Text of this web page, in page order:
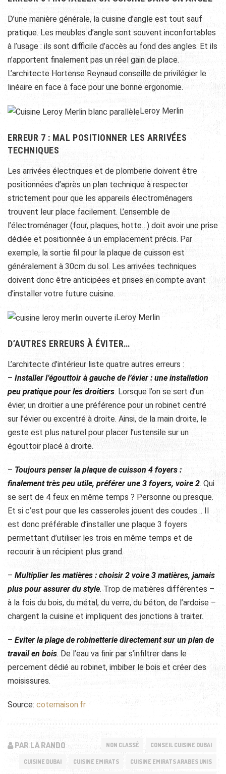
D’une manière générale, la cuisine d’angle est tout sauf
pratique. Les meubles d’angle sont souvent inconfortables
à l’usage : ils sont difficile d’accès au fond des angles. Et ils
n’apportent finalement pas un réel gain de place.
L’architecte Hortense Reynaud conseille de privilégier le
linéaire en face à face pour une bonne ergonomie.
Leroy Merlin
ERREUR 7 : MAL POSITIONNER LES ARRIVÉES
TECHNIQUES
Les arrivées électriques et de plomberie doivent être
positionnées d’après un plan technique à respecter
strictement pour que les appareils électroménagers
trouvent leur place facilement. L’ensemble de
l’électroménager (four, plaques, hotte…) doit avoir une prise
dédiée et positionnée à un emplacement précis. Par
exemple, la sortie fil pour la plaque de cuisson est
généralement à 30cm du sol. Les arrivées techniques
doivent donc être anticipées et prises en compte avant
d’installer votre future cuisine.
Leroy Merlin
D’AUTRES ERREURS À ÉVITER…
L’architecte d’intérieur liste quatre autres erreurs :
– Installer l’égouttoir à gauche de l’évier : une installation
peu pratique pour les droitiers. Lorsque l’on se sert d’un
évier, un droitier a une préférence pour un robinet centré
sur l’évier ou excentré à droite. Ainsi, de la main droite, le
geste est plus naturel pour placer l’ustensile sur un
égouttoir placé à droite.
– Toujours penser la plaque de cuisson 4 foyers :
finalement très peu utile, préférer une 3 foyers, voire 2. Qui
se sert de 4 feux en même temps ? Personne ou presque.
Et si c’est pour que les casseroles jouent des coudes… Il
est donc préférable d’installer une plaque 3 foyers
permettant d’utiliser les trois en même temps et de
recourir à un récipient plus grand.
– Multiplier les matières : choisir 2 voire 3 matières, jamais
plus pour assurer du style. Trop de matières différentes –
à la fois du bois, du métal, du verre, du béton, de l’ardoise –
chargent la cuisine et impliquent des jonctions à traiter.
– Eviter la plage de robinetterie directement sur un plan de
travail en bois. De l’eau va finir par s’infiltrer dans le
percement dédié au robinet, imbiber le bois et créer des
moisissures.
Source: cotemaison.fr
PAR LA RANDO NON CLASSÉ CONSEIL CUISINE DUBAI
CUISINE DUBAI CUISINE EMIRATS CUISINE EMIRATS ARABES UNIS